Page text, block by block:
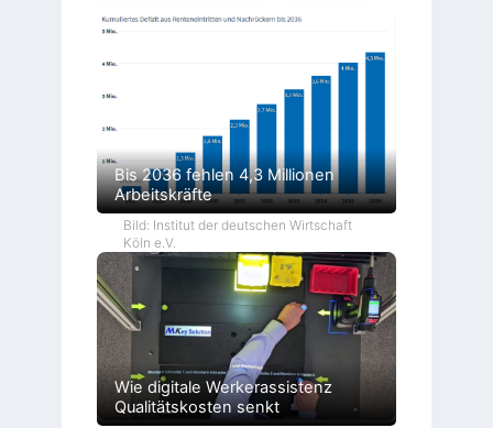
Bis 2036 fehlen 4,3 Millionen
Arbeitskräfte
Bild: Institut der deutschen Wirtschaft
Köln e.V.
Wie digitale Werkerassistenz
Qualitätskosten senkt